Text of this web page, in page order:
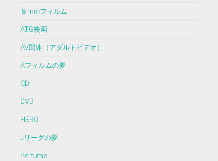
８mmフィルム
ATG映画
AV関連（アダルトビデオ）
Aフィルムの夢
CD
DVD
HERO
Jリーグの夢
Perfume